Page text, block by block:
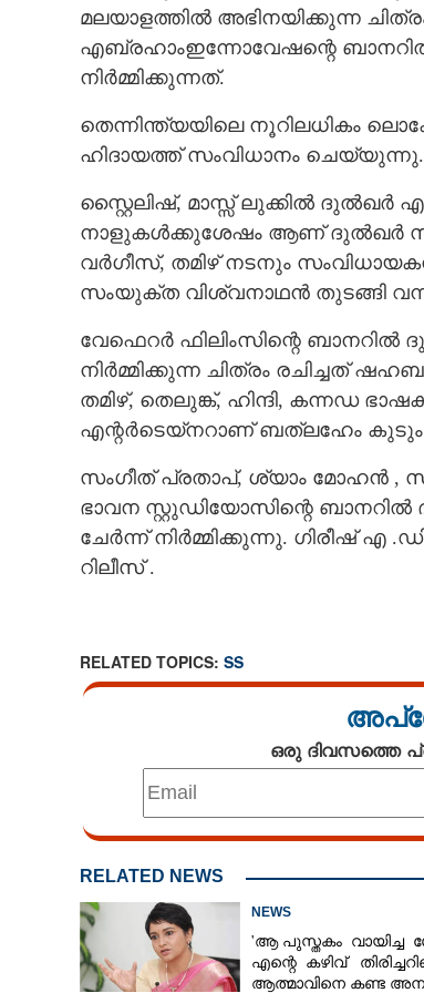
മലയാളത്തിൽ അഭിനയിക്കുന്ന
എബ്രഹാംഇന്നോവേഷന്റെ
നിർമ്മിക്കുന്നത്.
തെന്നിന്ത്യയിലെ നൂറിലധികം
ഹിദായത്ത് സംവിധാനം ചെയ്യുന്നു.
സ്റ്റൈലിഷ്, മാസ്സ് ലുക്കിൽ
നാളുകൾക്കുശേഷം ആണ് ദുൽഖർ
വർഗീസ്, തമിഴ് നടനും
സംയുക്ത വിശ്വനാഥൻ തുടങ്ങി
വേഫെറർ ഫിലിംസിന്റെ
നിർമ്മിക്കുന്ന ചിത്രം രചിച്ചത്
തമിഴ്, തെലുങ്ക്, ഹിന്ദി, കന്നഡ
എന്റർടെയ്നറാണ്ബത്ലഹേം
സംഗീത് പ്രതാപ്,​ ശ്യാം മോഹൻ ,​
ഭാവന സ്റ്റുഡിയോസിന്റെ
ചേർന്ന് നിർമ്മിക്കുന്നു. ഗിരീഷ്
റിലീസ് .
RELATED TOPICS: SS
ഒരു ദിവസത്തെ
RELATED NEWS
NEWS
'ആ പുസ്തകം വായിച്ച
എന്റെ കഴിവ്
ആത്മാവിനെ കണ്ട